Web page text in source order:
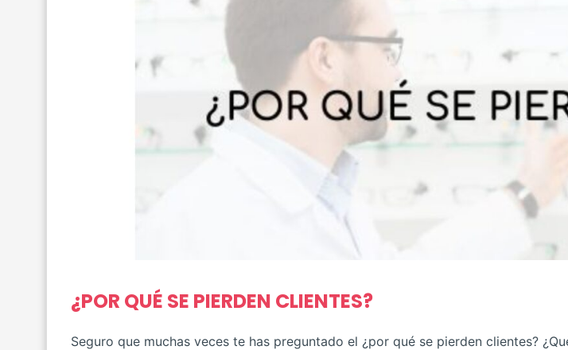
¿POR QUÉ SE PIERDEN CLIENTES?
Seguro que muchas veces te has preguntado el ¿por qué se pierden clientes?